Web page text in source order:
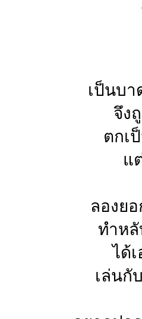
เป็นบ
จึง
ตกเ
แ
ลองย
ทำหลั
ได้
เล่นกั